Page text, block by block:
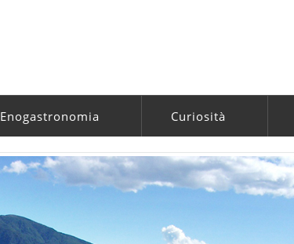
Enogastronomia Curiosità